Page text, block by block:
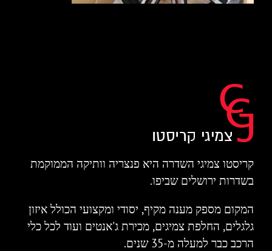
קריסטו צמיגי השדרה היא פנצריה וותיקה הממוקמת
בשדרות ירושלים שביפו.
המקום מספק מענה מקיף, יסודי ומקצועי הכולל איזון
גלגלים, החלפת צמיגים, מכירת ג'אנטים ועוד לכל כלי
הרכב כבר למעלה מ-35 שנים.